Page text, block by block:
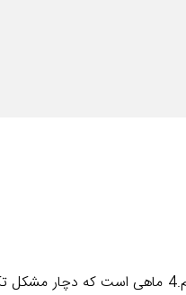
با سلام و عرض ادب و خسته نباشید.من پسری 28